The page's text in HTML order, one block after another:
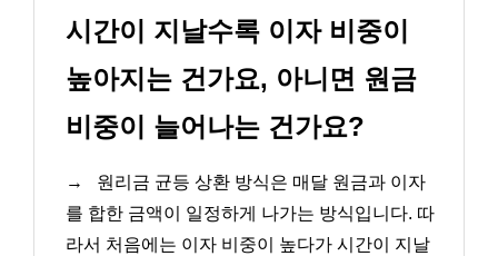
시간이 지날수록 이자 비중이
높아지는 건가요, 아니면 원금
비중이 늘어나는 건가요?
→
원리금 균등 상환 방식은 매달 원금과 이자
를 합한 금액이 일정하게 나가는 방식입니다. 따
라서 처음에는 이자 비중이 높다가 시간이 지날